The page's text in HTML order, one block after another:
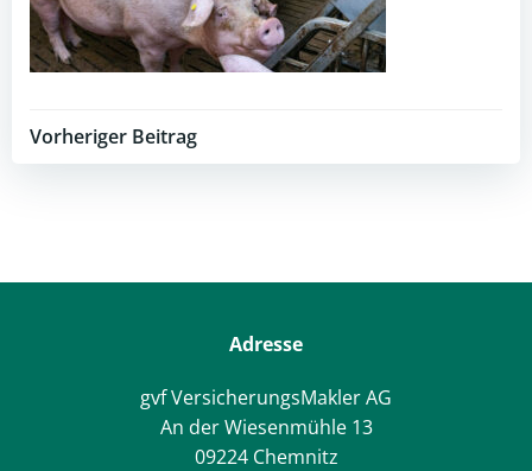
Post
Vorheriger Beitrag
Adresse
gvf VersicherungsMakler AG
An der Wiesenmühle 13
09224 Chemnitz